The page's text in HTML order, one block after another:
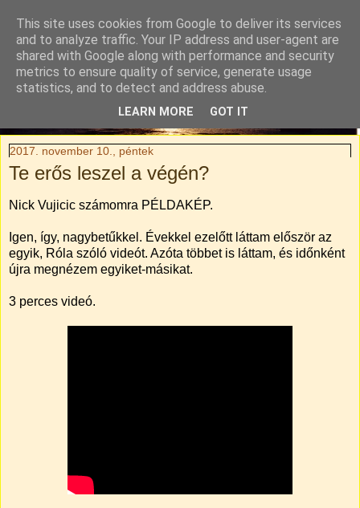
Tylli Titkai
Családi kaland-regény. Rendhagyó utazási blog.
2017. november 10., péntek
Te erős leszel a végén?
Nick Vujicic számomra PÉLDAKÉP.
Igen, így, nagybetűkkel. Évekkel ezelőtt láttam először az
egyik, Róla szóló videót. Azóta többet is láttam, és időnként
újra megnézem egyiket-másikat.
3 perces videó.
This site uses cookies from Google to deliver its services
and to analyze traffic. Your IP address and user-agent are
shared with Google along with performance and security
metrics to ensure quality of service, generate usage
statistics, and to detect and address abuse.
LEARN MORE GOT IT